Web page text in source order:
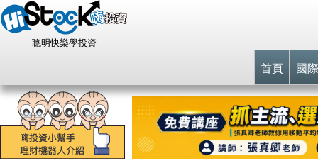
聰明快樂學投資
首頁 國